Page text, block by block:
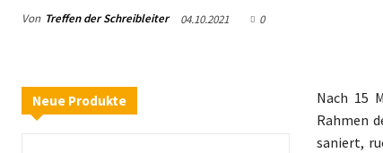
Von Treffen der Schreibleiter 04.10.2021 0
Neue Produkte
Nach 15
Rahmen
saniert,